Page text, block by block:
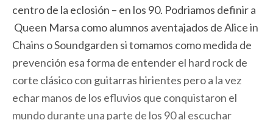
centro de la eclosión – en los 90. Podriamos definir a
Queen Marsa como alumnos aventajados de Alice in
Chains o Soundgarden si tomamos como medida de
prevención esa forma de entender el hard rock de
corte clásico con guitarras hirientes pero a la vez
echar manos de los efluvios que conquistaron el
mundo durante una parte de los 90 al escuchar